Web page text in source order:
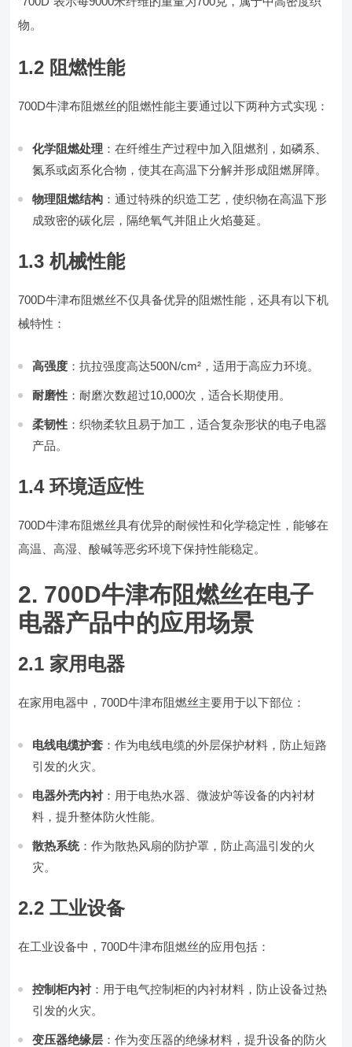
物。
1.2 阻燃性能
700D牛津布阻燃丝的阻燃性能主要通过以下两种方式实现：
化学阻燃处理 ：在纤维生产过程中加入阻燃剂，如磷系、
氮系或卤系化合物，使其在高温下分解并形成阻燃屏障。
物理阻燃结构 ：通过特殊的织造工艺，使织物在高温下形
成致密的碳化层，隔绝氧气并阻止火焰蔓延。
1.3 机械性能
700D牛津布阻燃丝不仅具备优异的阻燃性能，还具有以下机
械特性：
高强度 ：抗拉强度高达500N/cm²，适用于高应力环境。
耐磨性 ：耐磨次数超过10,000次，适合长期使用。
柔韧性 ：织物柔软且易于加工，适合复杂形状的电子电器
产品。
1.4 环境适应性
700D牛津布阻燃丝具有优异的耐候性和化学稳定性，能够在
高温、高湿、酸碱等恶劣环境下保持性能稳定。
2. 700D牛津布阻燃丝在电子
电器产品中的应用场景
2.1 家用电器
在家用电器中，700D牛津布阻燃丝主要用于以下部位：
电线电缆护套 ：作为电线电缆的外层保护材料，防止短路
引发的火灾。
电器外壳内衬：用于电热水器、微波炉等设备的内衬材
料，提升整体防火性能。
散热系统：作为散热风扇的防护罩，防止高温引发的火
灾。
2.2 工业设备
在工业设备中，700D牛津布阻燃丝的应用包括：
控制柜内衬：用于电气控制柜的内衬材料，防止设备过热
引发的火灾。
变压器绝缘层 ：作为变压器的绝缘材料，提升设备的防火